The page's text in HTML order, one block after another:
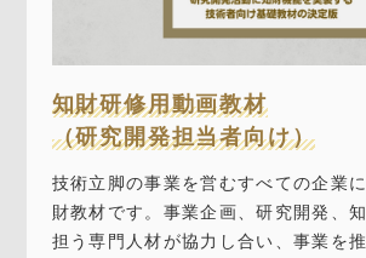
知財研修用動画教材
（研究開発担当者向け）
技術立脚の事業を営むすべての企業
財教材です。事業企画、研究開発、
担う専門人材が協力し合い、事業を